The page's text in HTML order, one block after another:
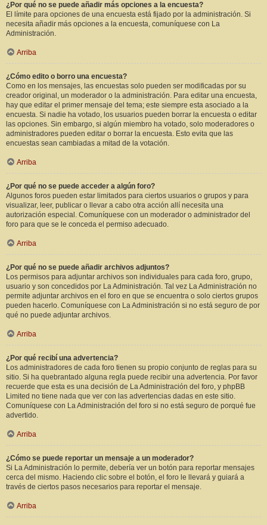
¿Por qué no se puede añadir más opciones a la encuesta?
El límite para opciones de una encuesta está fijado por la administración. Si
necesita añadir más opciones a la encuesta, comuníquese con La
Administración.
Arriba
¿Cómo edito o borro una encuesta?
Como en los mensajes, las encuestas solo pueden ser modificadas por su
creador original, un moderador o la administración. Para editar una encuesta,
hay que editar el primer mensaje del tema; este siempre esta asociado a la
encuesta. Si nadie ha votado, los usuarios pueden borrar la encuesta o editar
las opciones. Sin embargo, si algún miembro ha votado, solo moderadores o
administradores pueden editar o borrar la encuesta. Esto evita que las
encuestas sean cambiadas a mitad de la votación.
Arriba
¿Por qué no se puede acceder a algún foro?
Algunos foros pueden estar limitados para ciertos usuarios o grupos y para
visualizar, leer, publicar o llevar a cabo otra acción allí necesita una
autorización especial. Comuníquese con un moderador o administrador del
foro para que se le conceda el permiso adecuado.
Arriba
¿Por qué no se puede añadir archivos adjuntos?
Los permisos para adjuntar archivos son individuales para cada foro, grupo,
usuario y son concedidos por La Administración. Tal vez La Administración no
permite adjuntar archivos en el foro en que se encuentra o solo ciertos grupos
pueden hacerlo. Comuníquese con La Administración si no está seguro de por
qué no puede adjuntar archivos.
Arriba
¿Por qué recibí una advertencia?
Los administradores de cada foro tienen su propio conjunto de reglas para su
sitio. Si ha quebrantado alguna regla puede recibir una advertencia. Por favor
recuerde que esta es una decisión de La Administración del foro, y phpBB
Limited no tiene nada que ver con las advertencias dadas en este sitio.
Comuníquese con La Administración del foro si no está seguro de porqué fue
advertido.
Arriba
¿Cómo se puede reportar un mensaje a un moderador?
Si La Administración lo permite, debería ver un botón para reportar mensajes
cerca del mismo. Haciendo clic sobre el botón, el foro le llevará y guiará a
través de ciertos pasos necesarios para reportar el mensaje.
Arriba